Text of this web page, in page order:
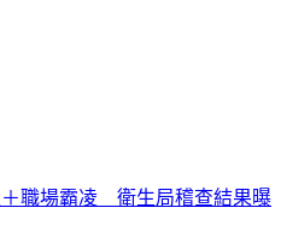
杜蕾拉 成燦、是溫化身王子